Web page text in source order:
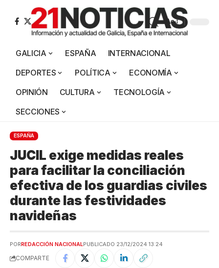
Aa
GALICIA ESPAÑA
INTERNACIONAL
DEPORTES
POLÍTICA
ECONOMÍA
OPINIÓN
CULTURA
TECNOLOGÍA
SECCIONES
ESPAÑA
JUCIL exige medidas reales
para facilitar la conciliación
efectiva de los guardias civiles
durante las festividades
navideñas
PORREDACCIÓN NACIONALPUBLICADO 23/12/2024 13:24
COMPARTE